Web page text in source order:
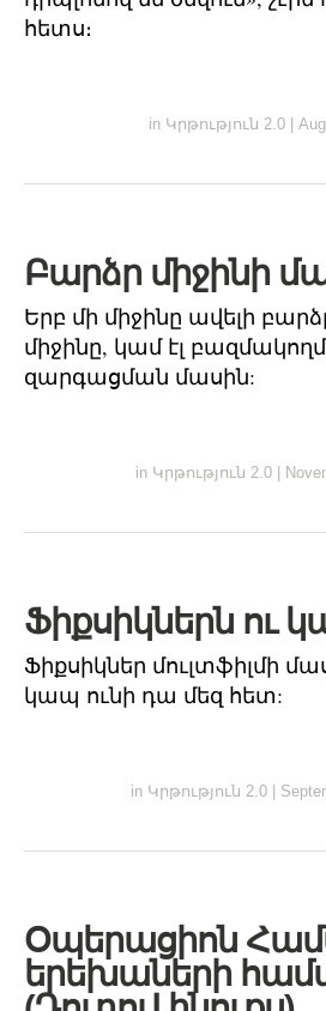
հետս։
in Կրթություն 2.0
Բարձր միջինի
Երբ մի միջինը ավելի
միջինը, կամ էլ
զարգացման մասին:
in Կրթություն 2.0
Ֆիքսիկներն ու
Ֆիքսիկներ մուլտֆիլմի
կապ ունի դա մեզ հետ:
in Կրթություն 2.0
Օպերացիոն
երեխաների